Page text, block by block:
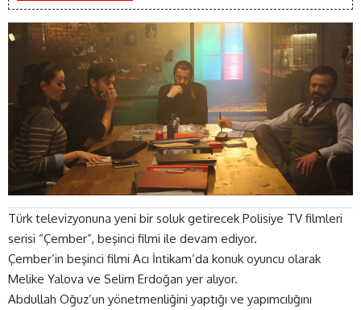
Türk televizyonuna yeni bir soluk getirecek Polisiye TV filmleri
serisi “Çember”, beşinci filmi ile devam ediyor.
Çember’in beşinci filmi Acı İntikam’da konuk oyuncu olarak
Melike Yalova ve Selim Erdoğan yer alıyor.
Abdullah Oğuz’un yönetmenliğini yaptığı ve yapımcılığını